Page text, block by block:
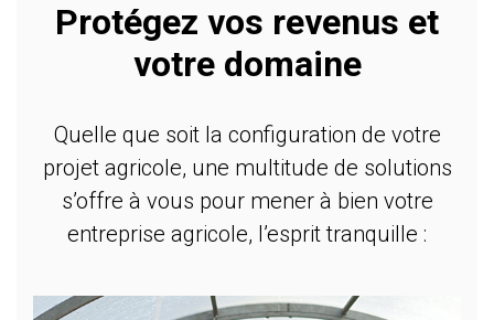
Protégez vos revenus et
votre domaine
Quelle que soit la configuration de votre
projet agricole, une multitude de solutions
s’offre à vous pour mener à bien votre
entreprise agricole, l’esprit tranquille :